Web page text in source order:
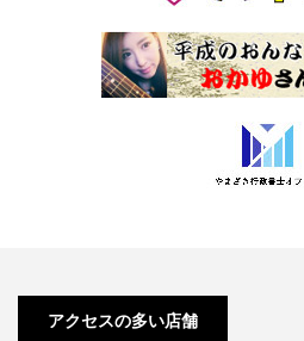
アクセスの多い店舗